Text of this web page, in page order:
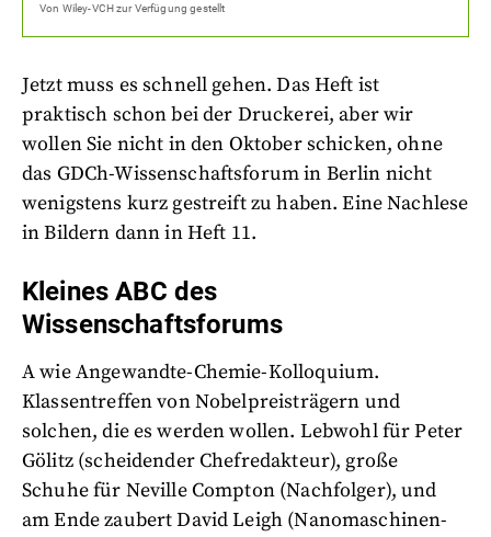
Von Wiley-VCHzur Verfügung gestellt
Jetzt muss es schnell gehen. Das Heft ist
praktisch schon bei der Druckerei, aber wir
wollen Sie nicht in den Oktober schicken, ohne
das GDCh-Wissenschaftsforum in Berlin nicht
wenigstens kurz gestreift zu haben. Eine Nachlese
in Bildern dann in Heft 11.
Kleines ABC des
Wissenschaftsforums
A wie Angewandte-Chemie-Kolloquium.
Klassentreffen von Nobelpreisträgern und
solchen, die es werden wollen. Lebwohl für Peter
Gölitz (scheidender Chefredakteur), große
Schuhe für Neville Compton (Nachfolger), und
am Ende zaubert David Leigh (Nanomaschinen-